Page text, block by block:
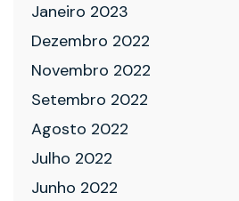
Janeiro 2023
Dezembro 2022
Novembro 2022
Setembro 2022
Agosto 2022
Julho 2022
Junho 2022